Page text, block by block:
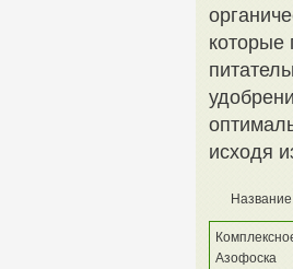
которые
исходя
Азофоска